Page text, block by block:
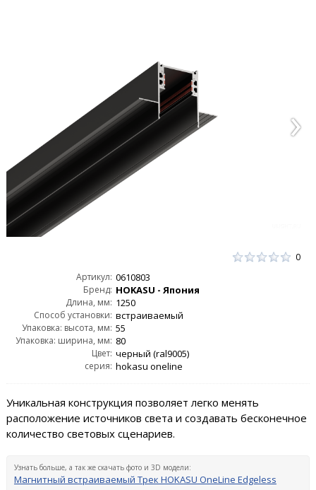
0
Артикул: 0610803
Бренд: HOKASU - Япония
Длина, мм: 1250
Способ установки: встраиваемый
Упаковка: высота, мм: 55
Упаковка: ширина, мм: 80
Цвет: черный (ral9005)
серия: hokasu oneline
Уникальная конструкция позволяет легко менять
расположение источников света и создавать бесконечное
количество световых сценариев.
Узнать больше, а так же скачать фото и 3D модели:
Магнитный встраиваемый Трек HOKASU OneLine Edgeless